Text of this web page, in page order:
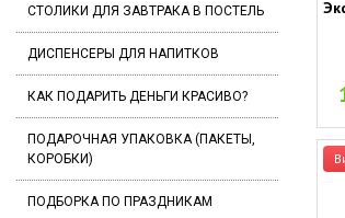
СТОЛИКИ ДЛЯ ЗАВТРАКА В ПОСТЕЛЬ
ДИСПЕНСЕРЫ ДЛЯ НАПИТКОВ
КАК ПОДАРИТЬ ДЕНЬГИ КРАСИВО?
ПОДАРОЧНАЯ УПАКОВКА (ПАКЕТЫ,
КОРОБКИ)
ПОДБОРКА ПО ПРАЗДНИКАМ